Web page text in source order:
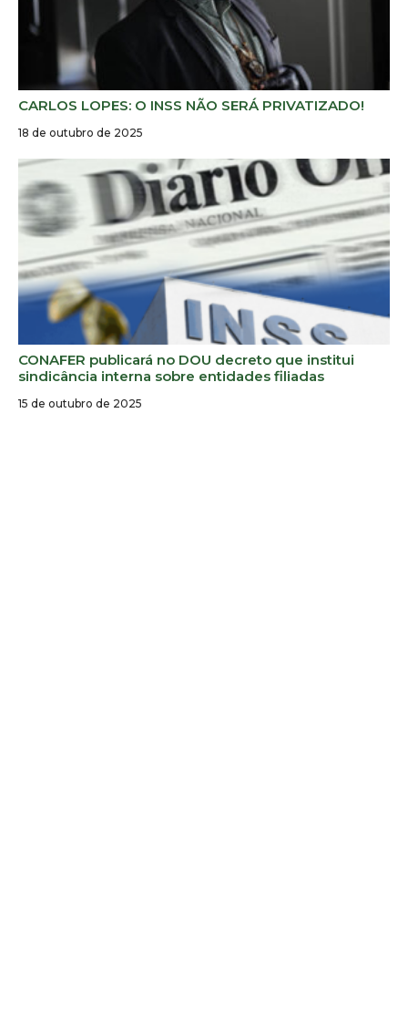
CARLOS LOPES: O INSS NÃO SERÁ PRIVATIZADO!
18 de outubro de 2025
CONAFER publicará no DOU decreto que institui
sindicância interna sobre entidades filiadas
15 de outubro de 2025